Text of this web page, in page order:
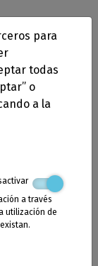
Gobierno
para
todas
o
a la
a través
utilización de